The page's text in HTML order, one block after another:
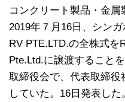
コンクリート製品・金
2019年７月16日、シン
RV PTE.LTD.の全株式を
Pte.Ltd.に譲渡すること
取締役会で、代表取締
していた。16日発表した